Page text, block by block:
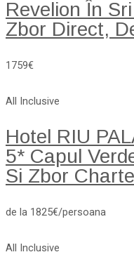
Revelion În
Zbor Direct,
1759€
All Inclusive
Hotel RIU
5* Capul
Si Zbor
de la 1825€/persoana
All Inclusive